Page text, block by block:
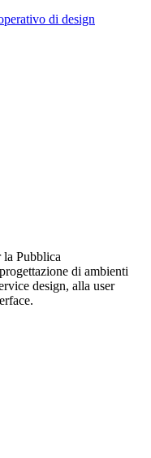
di design
la Pubblica
di ambienti
design, alla user